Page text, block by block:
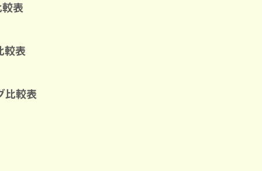
表
較表
比較表